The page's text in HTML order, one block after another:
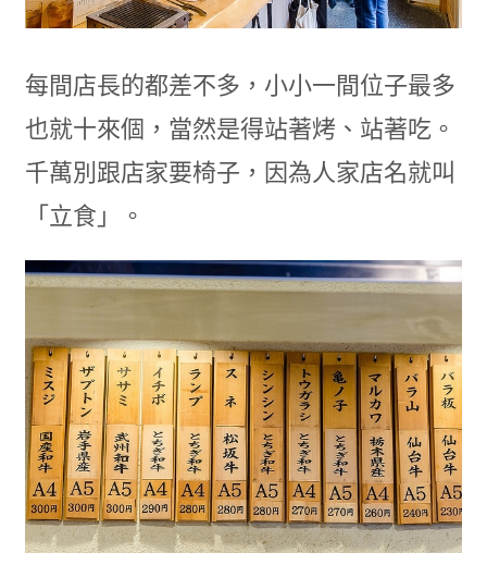
每間店長的都差不多，小小一間位子最多
也就十來個，當然是得站著烤、站著吃。
千萬別跟店家要椅子，因為人家店名就叫
「立食」。